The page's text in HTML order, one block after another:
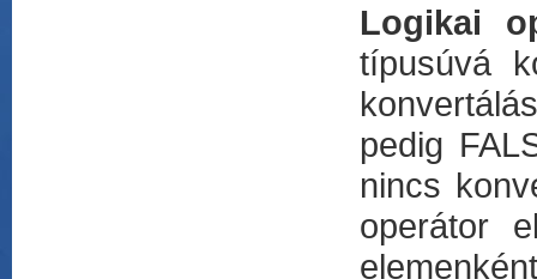
Logikai
típusúvá
pedig
nincs
operátor